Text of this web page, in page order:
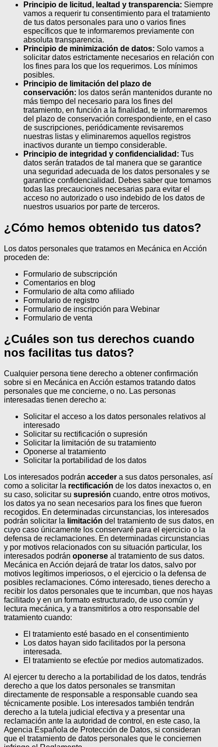
Principio de licitud, lealtad y transparencia: Siempre
vamos a requerir tu consentimiento para el tratamiento
de tus datos personales para uno o varios fines
específicos que te informaremos previamente con
absoluta transparencia.
Principio de minimización de datos: Solo vamos a
solicitar datos estrictamente necesarios en relación con
los fines para los que los requerimos. Los mínimos
posibles.
Principio de limitación del plazo de
conservación: los datos serán mantenidos durante no
más tiempo del necesario para los fines del
tratamiento, en función a la finalidad, te informaremos
del plazo de conservación correspondiente, en el caso
de suscripciones, periódicamente revisaremos
nuestras listas y eliminaremos aquellos registros
inactivos durante un tiempo considerable.
Principio de integridad y confidencialidad: Tus
datos serán tratados de tal manera que se garantice
una seguridad adecuada de los datos personales y se
garantice confidencialidad. Debes saber que tomamos
todas las precauciones necesarias para evitar el
acceso no autorizado o uso indebido de los datos de
nuestros usuarios por parte de terceros.
¿Cómo hemos obtenido tus datos?
Los datos personales que tratamos en Mecánica en Acción
proceden de:
Formulario de subscripción
Comentarios en blog
Formulario de alta como afiliado
Formulario de registro
Formulario de inscripción para Webinar
Formulario de venta
¿Cuáles son tus derechos cuando
nos facilitas tus datos?
Cualquier persona tiene derecho a obtener confirmación
sobre si en Mecánica en Acción estamos tratando datos
personales que me concierne, o no. Las personas
interesadas tienen derecho a:
Solicitar el acceso a los datos personales relativos al
interesado
Solicitar su rectificación o supresión
Solicitar la limitación de su tratamiento
Oponerse al tratamiento
Solicitar la portabilidad de los datos
Los interesados podrán acceder a sus datos personales, así
como a solicitar la rectificación de los datos inexactos o, en
su caso, solicitar su supresión cuando, entre otros motivos,
los datos ya no sean necesarios para los fines que fueron
recogidos. En determinadas circunstancias, los interesados
podrán solicitar la limitación del tratamiento de sus datos, en
cuyo caso únicamente los conservaré para el ejercicio o la
defensa de reclamaciones. En determinadas circunstancias
y por motivos relacionados con su situación particular, los
interesados podrán oponerse al tratamiento de sus datos.
Mecánica en Acción dejará de tratar los datos, salvo por
motivos legítimos imperiosos, o el ejercicio o la defensa de
posibles reclamaciones. Cómo interesado, tienes derecho a
recibir los datos personales que te incumban, que nos hayas
facilitado y en un formato estructurado, de uso común y
lectura mecánica, y a transmitirlos a otro responsable del
tratamiento cuando:
El tratamiento esté basado en el consentimiento
Los datos hayan sido facilitados por la persona
interesada.
El tratamiento se efectúe por medios automatizados.
Al ejercer tu derecho a la portabilidad de los datos, tendrás
derecho a que los datos personales se transmitan
directamente de responsable a responsable cuando sea
técnicamente posible. Los interesados también tendrán
derecho a la tutela judicial efectiva y a presentar una
reclamación ante la autoridad de control, en este caso, la
Agencia Española de Protección de Datos, si consideran
que el tratamiento de datos personales que le conciernen